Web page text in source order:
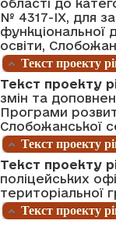
області до
№ 4317-IХ, для
функціональної
освіти,
Текст проекту
Текст проекту
змін та
Програми
Слобожанської
Текст проекту
Текст проекту
поліцейських
територіальної
Текст проекту